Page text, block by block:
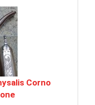
Corno